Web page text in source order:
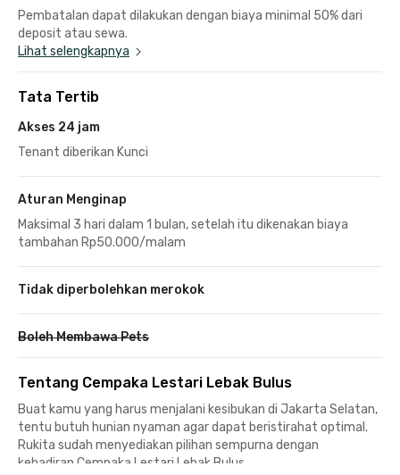
Pembatalan dapat dilakukan dengan biaya minimal 50% dari
deposit atau sewa.
Lihat selengkapnya
Tata Tertib
Akses 24 jam
Tenant diberikan Kunci
Aturan Menginap
Maksimal 3 hari dalam 1 bulan, setelah itu dikenakan biaya
tambahan Rp50.000/malam
Tidak diperbolehkan merokok
Boleh Membawa Pets
Tentang Cempaka Lestari Lebak Bulus
Buat kamu yang harus menjalani kesibukan di Jakarta Selatan,
tentu butuh hunian nyaman agar dapat beristirahat optimal.
Rukita sudah menyediakan pilihan sempurna dengan
kehadiran Cempaka Lestari Lebak Bulus